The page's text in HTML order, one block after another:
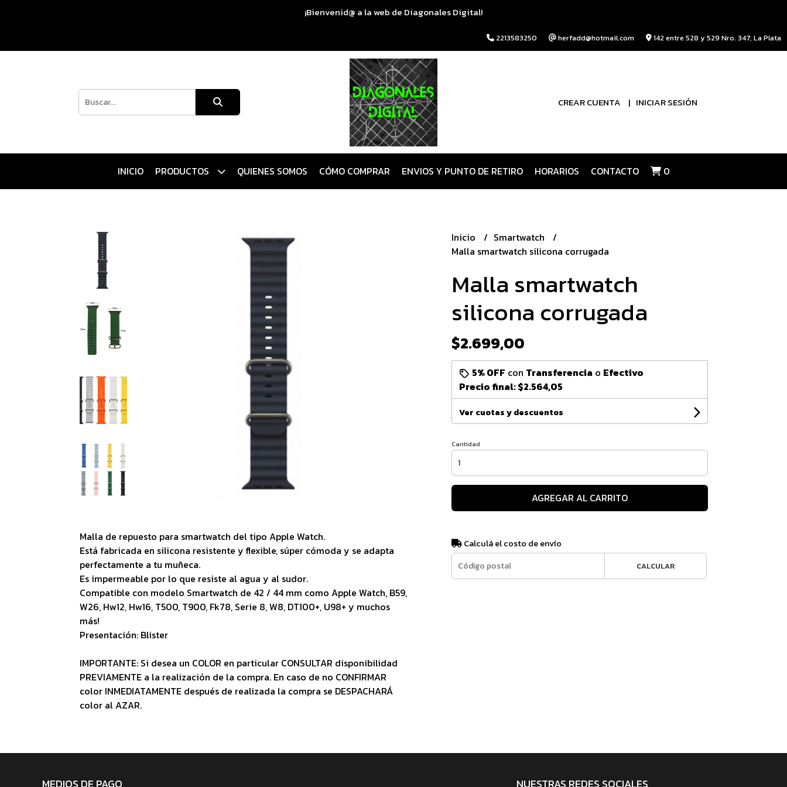
¡Bienvenid@ a la web de Diagonales Digital!
2213583250 herfadd@hotmail.com 142 entre 528 y 529 Nro. 347, La Plata
CREAR CUENTA INICIAR SESIÓN
INICIO PRODUCTOS QUIENES SOMOS CÓMO COMPRAR ENVIOS Y PUNTO DE RETIRO HORARIOS CONTACTO 0
Malla de repuesto para smartwatch del tipo Apple Watch.
Está fabricada en silicona resistente y flexible, súper cómoda y se adapta
perfectamente a tu muñeca.
Es impermeable por lo que resiste al agua y al sudor.
Compatible con modelo Smartwatch de 42 / 44 mm como Apple Watch, B59,
W26, Hw12, Hw16, T500, T900, Fk78, Serie 8, W8, DT100+, U98+ y muchos
más!
Presentación: Blister
IMPORTANTE: Si desea un COLOR en particular CONSULTAR disponibilidad
PREVIAMENTE a la realización de la compra. En caso de no CONFIRMAR
color INMEDIATAMENTE después de realizada la compra se DESPACHARÁ
color al AZAR.
Inicio
Smartwatch
Malla smartwatch silicona corrugada
Malla smartwatch
silicona corrugada
$2.699,00
5% OFF con Transferencia o Efectivo
Precio final:$2.564,05
Ver cuotas y descuentos
Cantidad
AGREGAR AL CARRITO
Calculá el costo de envío
CALCULAR